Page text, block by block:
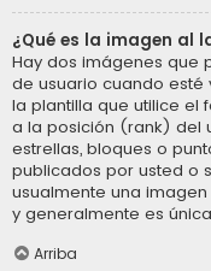
¿Qué es la imagen al
Hay dos imágenes que
de usuario cuando esté
la plantilla que utilice el
a la posición (rank) del
estrellas, bloques o
publicados por usted o
usualmente una
y generalmente es
Arriba